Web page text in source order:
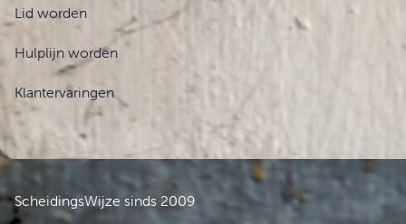
Lid worden
Hulplijn worden
Klantervaringen
ScheidingsWijze sinds 2009